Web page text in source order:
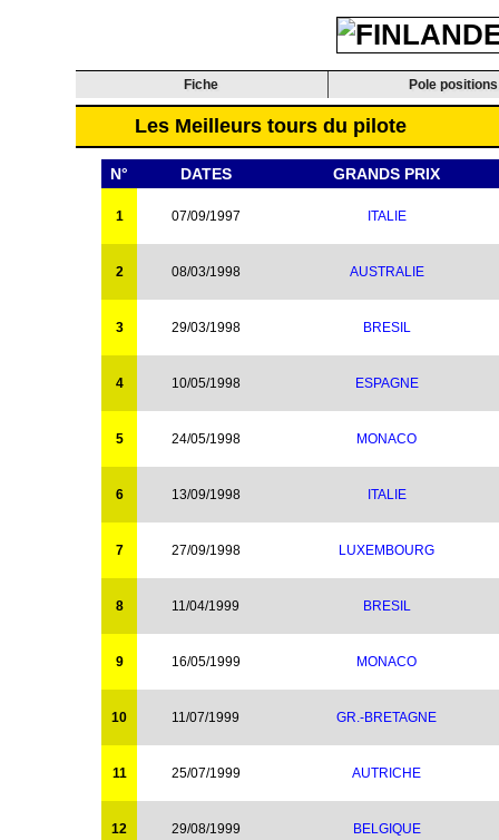
Fiche Pole positions
Les Meilleurs tours du pilote
N° DATES GRANDS PRIX
1 07/09/1997 ITALIE
2 08/03/1998 AUSTRALIE
3 29/03/1998 BRESIL
4 10/05/1998 ESPAGNE
5 24/05/1998 MONACO
6 13/09/1998 ITALIE
7 27/09/1998 LUXEMBOURG
8 11/04/1999 BRESIL
9 16/05/1999 MONACO
10 11/07/1999 GR.-BRETAGNE
11 25/07/1999 AUTRICHE
12 29/08/1999 BELGIQUE